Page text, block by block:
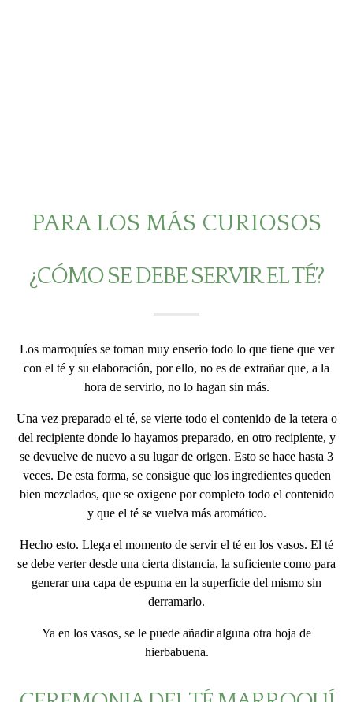
PARA LOS MÁS CURIOSOS
¿CÓMO SE DEBE SERVIR EL TÉ?
Los marroquíes se toman muy enserio todo lo que tiene que ver
con el té y su elaboración, por ello, no es de extrañar que, a la
hora de servirlo, no lo hagan sin más.
Una vez preparado el té, se vierte todo el contenido de la tetera o
del recipiente donde lo hayamos preparado, en otro recipiente, y
se devuelve de nuevo a su lugar de origen. Esto se hace hasta 3
veces. De esta forma, se consigue que los ingredientes queden
bien mezclados, que se oxigene por completo todo el contenido
y que el té se vuelva más aromático.
Hecho esto. Llega el momento de servir el té en los vasos. El té
se debe verter desde una cierta distancia, la suficiente como para
generar una capa de espuma en la superficie del mismo sin
derramarlo.
Ya en los vasos, se le puede añadir alguna otra hoja de
hierbabuena.